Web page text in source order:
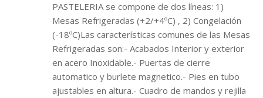
PASTELERIA se compone de dos líneas: 1)
Mesas Refrigeradas (+2/+4ºC) , 2) Congelación
(-18ºC)Las características comunes de las Mesas
Refrigeradas son:- Acabados Interior y exterior
en acero Inoxidable.- Puertas de cierre
automatico y burlete magnetico.- Pies en tubo
ajustables en altura.- Cuadro de mandos y rejilla